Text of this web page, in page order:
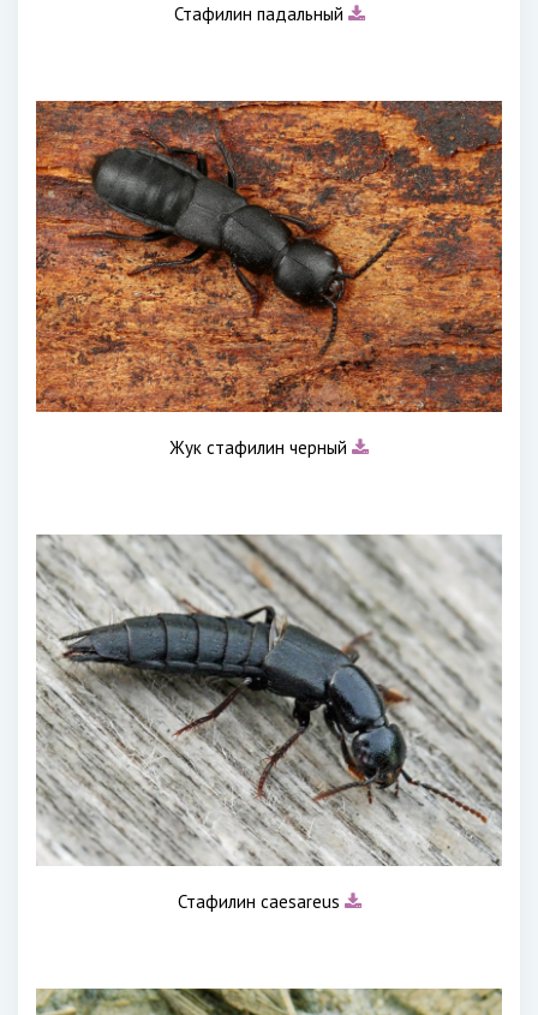
Стафилин падальный
Жук стафилин черный
Стафилин caesareus